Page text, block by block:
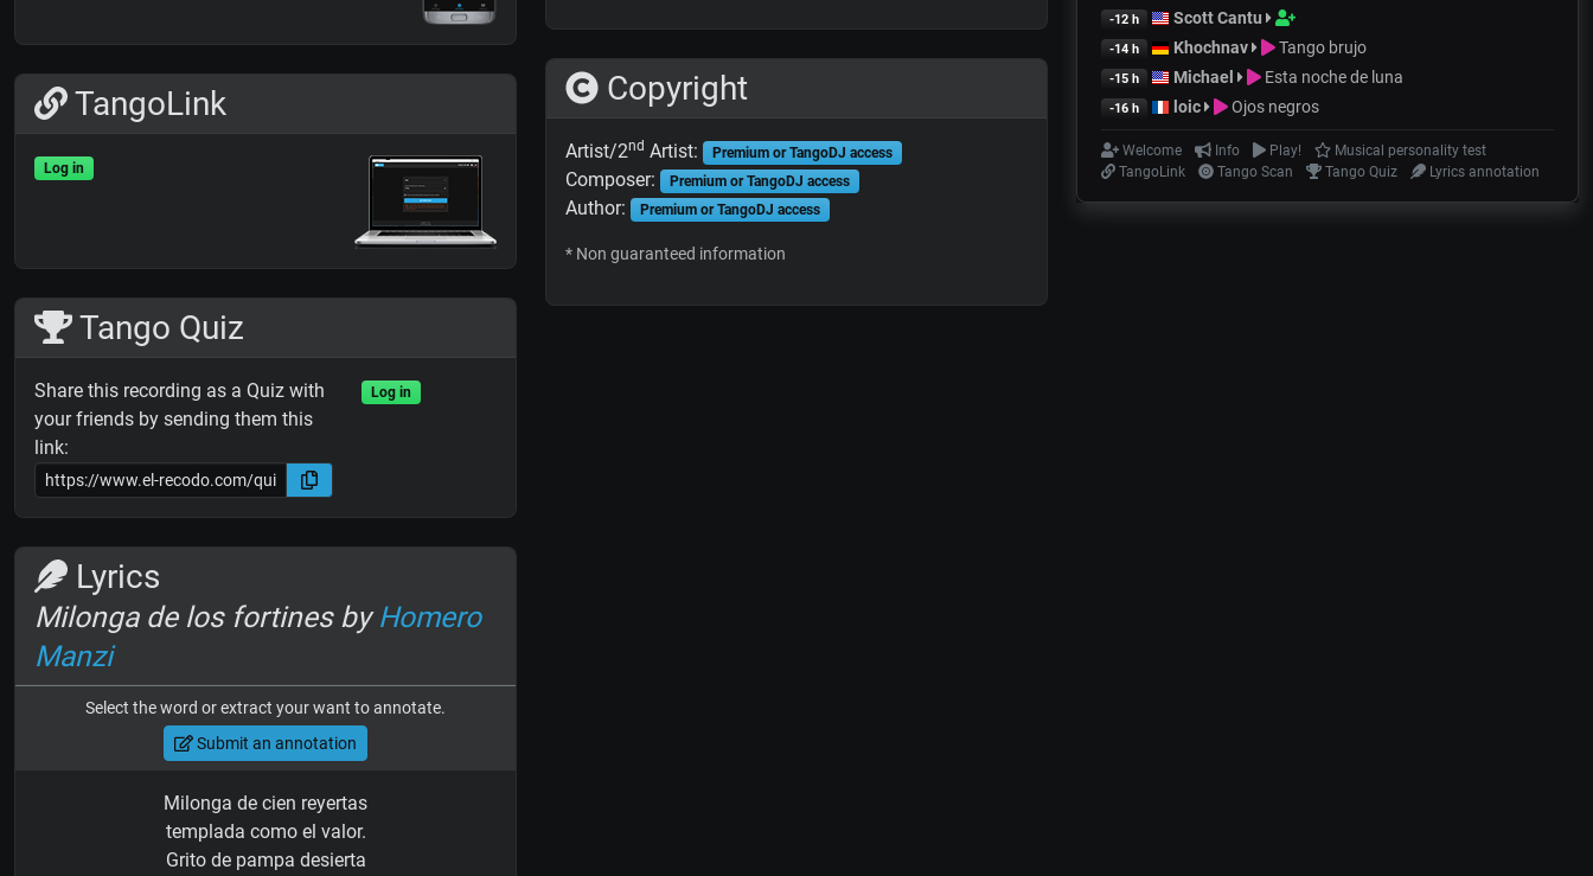
TangoLink
Log in
Tango Quiz
Share this recording as a Quiz with
your friends by sending them this
link:
Log in
Lyrics
Milonga de los fortines byHomero
Manzi
Select the word or extract your want to annotate.
Submit an annotation
Milonga de cien reyertas
templada como el valor.
Grito de pampa desierta
Copyright
Artist/2nd Artist: Premium or TangoDJ access
Composer: Premium or TangoDJ access
Author: Premium or TangoDJ access
* Non guaranteed information
-12 h Scott Cantu
-14 h Khochnav Tango brujo
-15 h Michael Esta noche de luna
-16 h loic Ojos negros
Welcome Info Play!
Musical personality test
TangoLink
Tango Scan Tango Quiz Lyrics annotation